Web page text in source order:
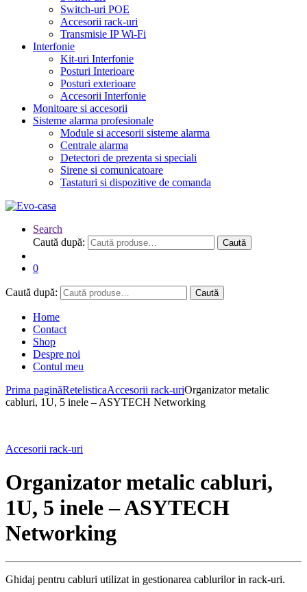
Switch-uri POE
Accesorii rack-uri
Transmisie IP Wi-Fi
Interfonie
Kit-uri Interfonie
Posturi Interioare
Posturi exterioare
Accesorii Interfonie
Monitoare si accesorii
Sisteme alarma profesionale
Module si accesorii sisteme alarma
Centrale alarma
Detectori de prezenta si speciali
Sirene si comunicatoare
Tastaturi si dispozitive de comanda
Search
Caută după:
Caută
0
Caută după: Caută
Home
Contact
Shop
Despre noi
Contul meu
Prima paginăRetelisticaAccesorii rack-uriOrganizator metalic
cabluri, 1U, 5 inele – ASYTECH Networking
Accesorii rack-uri
Organizator metalic cabluri,
1U, 5 inele – ASYTECH
Networking
Ghidaj pentru cabluri utilizat in gestionarea cablurilor in rack-uri.